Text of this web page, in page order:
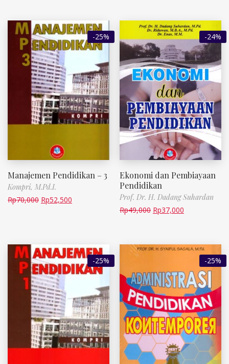
-25%
Manajemen Pendidikan – 3
Kompri, M.Pd.I.
Rp70,000 Rp52,500
-24%
Ekonomi dan Pembiayaan
Pendidikan
Prof. Dr. H. Dadang Suhardan
Rp49,000 Rp37,000
-25% -25%